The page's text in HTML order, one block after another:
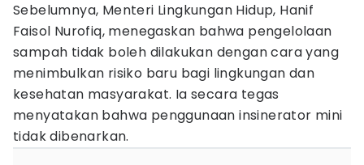
Sebelumnya, Menteri Lingkungan Hidup, Hanif
Faisol Nurofiq, menegaskan bahwa pengelolaan
sampah tidak boleh dilakukan dengan cara yang
menimbulkan risiko baru bagi lingkungan dan
kesehatan masyarakat. Ia secara tegas
menyatakan bahwa penggunaan insinerator mini
tidak dibenarkan.